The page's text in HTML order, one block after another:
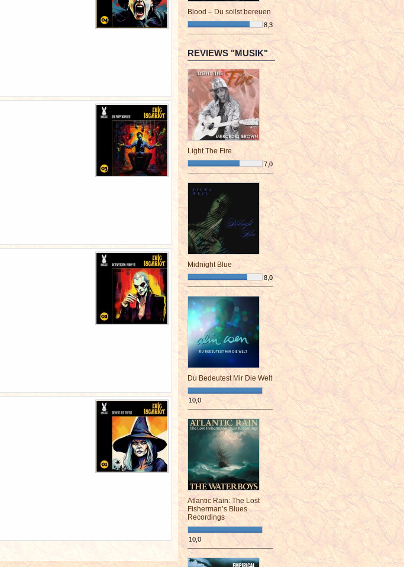
Blood – Du sollst bereuen
8,3
¯¯¯¯¯¯¯¯¯¯¯¯¯¯¯¯¯¯¯¯¯¯¯¯
REVIEWS "MUSIK"
Light The Fire
7,0
¯¯¯¯¯¯¯¯¯¯¯¯¯¯¯¯¯¯¯¯¯¯¯¯
Midnight Blue
8,0
¯¯¯¯¯¯¯¯¯¯¯¯¯¯¯¯¯¯¯¯¯¯¯¯
Du Bedeutest Mir Die Welt
10,0
¯¯¯¯¯¯¯¯¯¯¯¯¯¯¯¯¯¯¯¯¯¯¯¯
Atlantic Rain: The Lost
Fisherman’s Blues
Recordings
10,0
¯¯¯¯¯¯¯¯¯¯¯¯¯¯¯¯¯¯¯¯¯¯¯¯